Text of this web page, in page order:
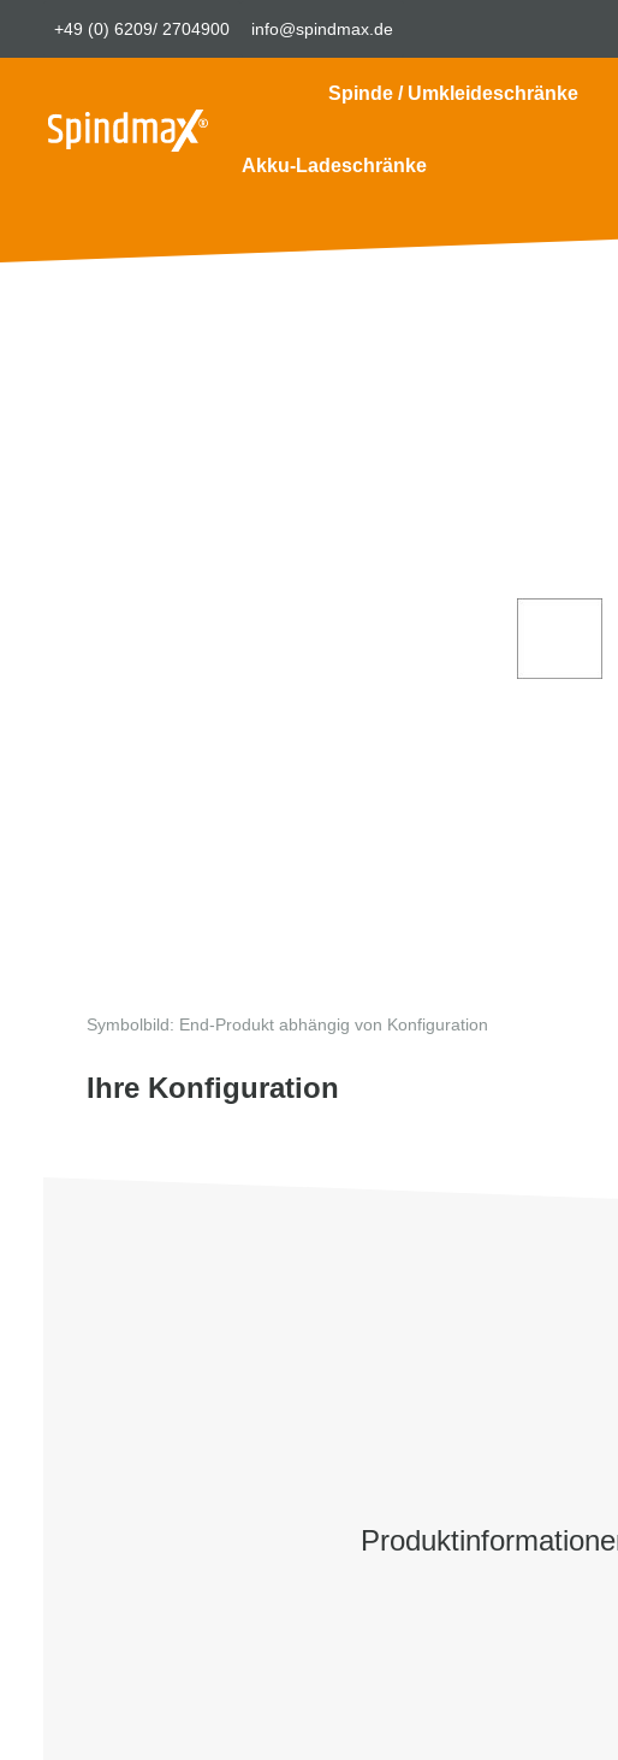
+49 (0) 6209/ 2704900 info@spindmax.de
Spinde / Umkleideschränke
Akku-Ladeschränke
Symbolbild: End-Produkt abhängig von Konfiguration
Ihre Konfiguration